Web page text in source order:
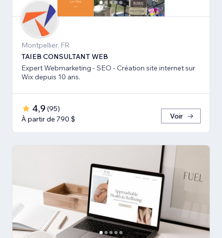
Montpellier, FR
TAIEB CONSULTANT WEB
Expert Webmarketing - SEO - Création site internet sur
Wix depuis 10 ans.
4,9 (95)
À partir de 790 $
Voir